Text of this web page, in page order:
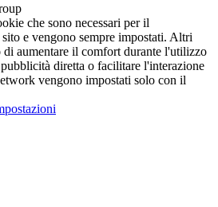
che sono necessari per il
e vengono sempre impostati. Altri
di aumentare il comfort durante l'utilizzo
diretta o facilitare l'interazione
vengono impostati solo con il